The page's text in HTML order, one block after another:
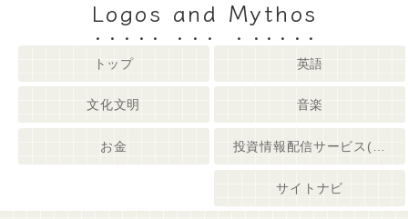
Logos and Mythos
トップ 英語
文化文明 音楽
お金
サイトナビ